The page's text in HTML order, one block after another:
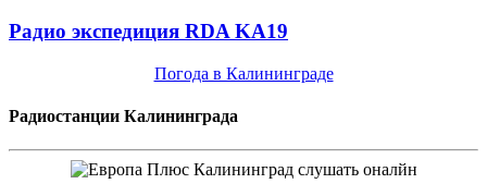
Радио экспедиция RDA KA19
Погода в Калининграде
Радиостанции Калининграда